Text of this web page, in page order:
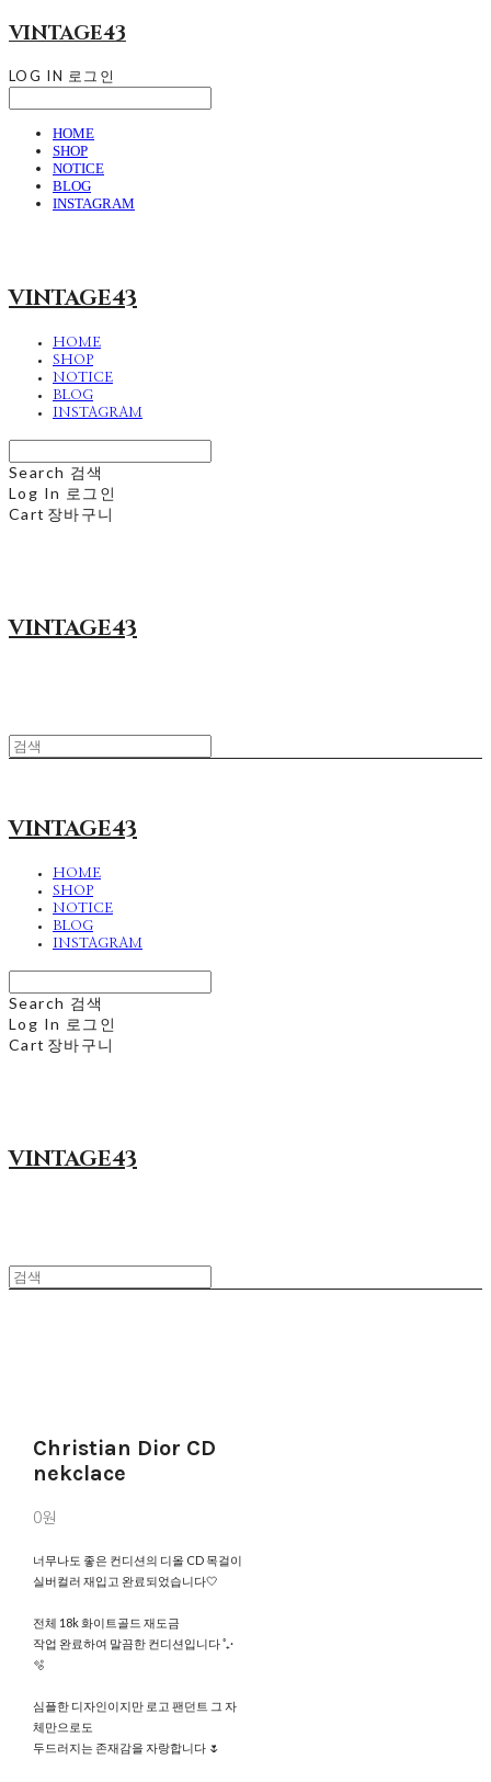
VINTAGE43
LOG IN 로그인
HOME
SHOP
NOTICE
BLOG
INSTAGRAM
VINTAGE43
HOME
SHOP
NOTICE
BLOG
INSTAGRAM
Search 검색
Log In 로그인
Cart 장바구니
VINTAGE43
VINTAGE43
HOME
SHOP
NOTICE
BLOG
INSTAGRAM
Search 검색
Log In 로그인
Cart 장바구니
VINTAGE43
Christian Dior CD
nekclace
0원
너무나도 좋은 컨디션의 디올 CD 목걸이
실버컬러 재입고 완료되었습니다🤍
전체 18k 화이트골드 재도금
작업 완료하여 말끔한 컨디션입니다 ˚₊·
🫧
심플한 디자인이지만 로고 팬던트 그 자
체만으로도
두드러지는 존재감을 자랑합니다 🌷